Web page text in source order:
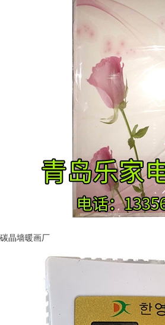
碳晶墙暖画厂